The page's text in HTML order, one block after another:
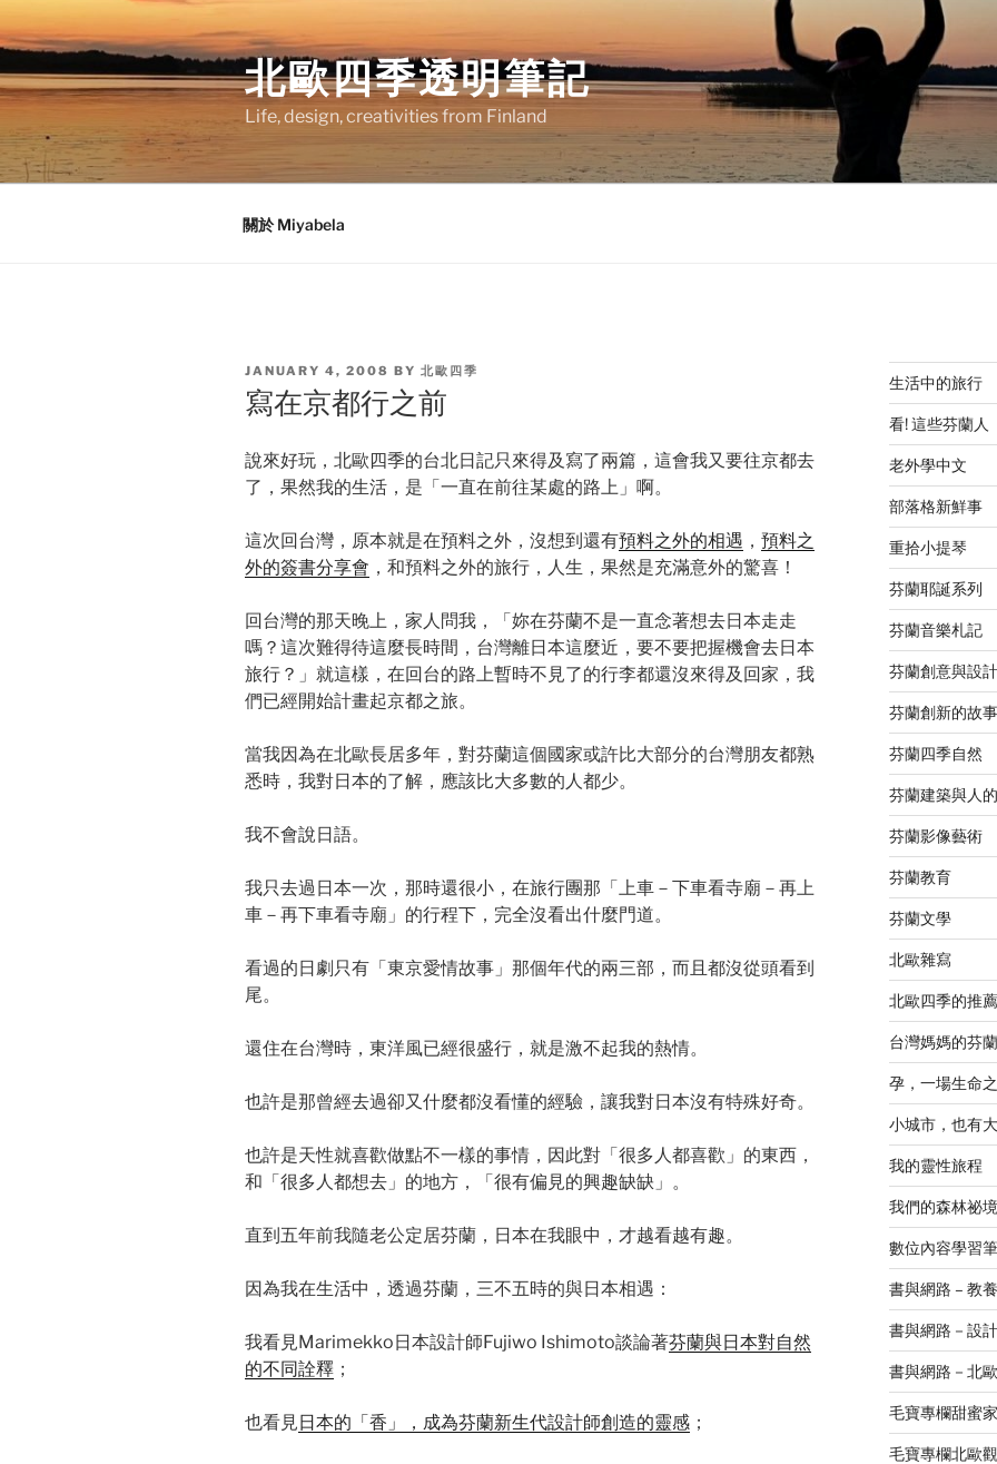
Skip
to
北歐四季透明筆記
Life, design, creativities from Finland
關於 Miyabela
POSTED
ON
JANUARY 4, 2008 BY 北歐四季
寫在京都行之前
說來好玩，北歐四季的台北日記只來得及寫了兩篇，這會我又要往京都去
了，果然我的生活，是「一直在前往某處的路上」啊。
這次回台灣，原本就是在預料之外，沒想到還有預料之外的相遇 ， 預料之
外的簽書分享會 ，和預料之外的旅行，人生，果然是充滿意外的驚喜！
回台灣的那天晚上，家人問我，「妳在芬蘭不是一直念著想去日本走走
嗎？這次難得待這麼長時間，台灣離日本這麼近，要不要把握機會去日本
旅行？」就這樣，在回台的路上暫時不見了的行李都還沒來得及回家，我
們已經開始計畫起京都之旅。
當我因為在北歐長居多年，對芬蘭這個國家或許比大部分的台灣朋友都熟
悉時，我對日本的了解，應該比大多數的人都少。
我不會說日語。
我只去過日本一次，那時還很小，在旅行團那「上車－下車看寺廟－再上
車－再下車看寺廟」的行程下，完全沒看出什麼門道。
看過的日劇只有「東京愛情故事」那個年代的兩三部，而且都沒從頭看到
尾。
還住在台灣時，東洋風已經很盛行，就是激不起我的熱情。
也許是那曾經去過卻又什麼都沒看懂的經驗，讓我對日本沒有特殊好奇。
也許是天性就喜歡做點不一樣的事情，因此對「很多人都喜歡」的東西，
和「很多人都想去」的地方，「很有偏見的興趣缺缺」。
直到五年前我隨老公定居芬蘭，日本在我眼中，才越看越有趣。
因為我在生活中，透過芬蘭，三不五時的與日本相遇：
我看見Marimekko日本設計師Fujiwo Ishimoto談論著芬蘭與日本對自然
的不同詮釋 ；
也看見 日本的「香」，成為芬蘭新生代設計師創造的靈感 ；
生活中的旅行
看! 這些芬蘭人
老外學中文
部落格新鮮事
重拾小提琴
芬蘭耶誕系列
芬蘭音樂札記
芬蘭創意與設計
芬蘭創新的故事
芬蘭四季自然
芬蘭建築與人
芬蘭影像藝術
芬蘭教育
芬蘭文學
北歐雜寫
北歐四季的推薦
台灣媽媽的芬
孕，一場生命
小城市，也有
我的靈性旅程
我們的森林祕
數位內容學習
書與網路 – 教
書與網路－設
書與網路－北
毛寶專欄甜蜜
毛寶專欄北歐